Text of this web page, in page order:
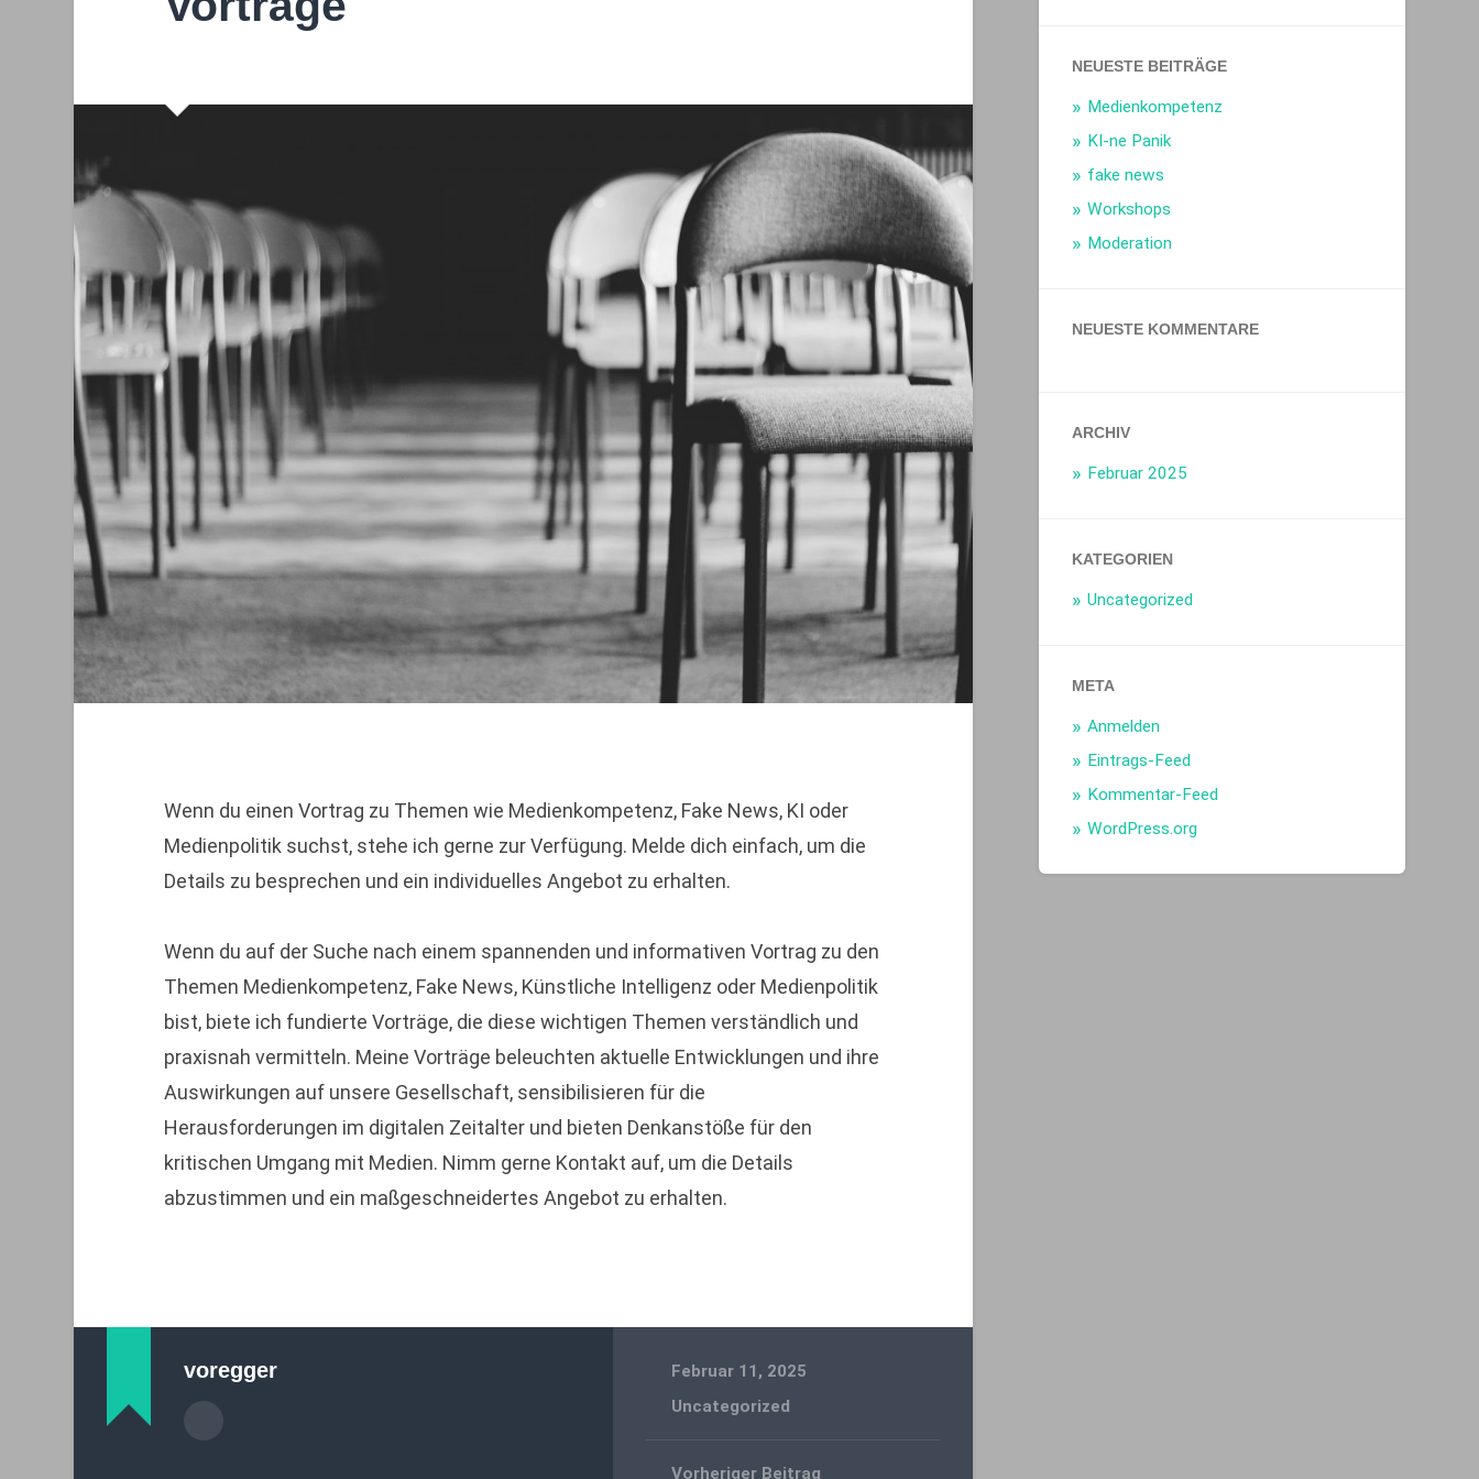
Wenn du einen Vortrag zu Themen wie Medienkompetenz, Fake News, KI oder
Medienpolitik suchst, stehe ich gerne zur Verfügung. Melde dich einfach, um die
Details zu besprechen und ein individuelles Angebot zu erhalten.
Wenn du auf der Suche nach einem spannenden und informativen Vortrag zu den
Themen Medienkompetenz, Fake News, Künstliche Intelligenz oder Medienpolitik
bist, biete ich fundierte Vorträge, die diese wichtigen Themen verständlich und
praxisnah vermitteln. Meine Vorträge beleuchten aktuelle Entwicklungen und ihre
Auswirkungen auf unsere Gesellschaft, sensibilisieren für die
Herausforderungen im digitalen Zeitalter und bieten Denkanstöße für den
kritischen Umgang mit Medien. Nimm gerne Kontakt auf, um die Details
abzustimmen und ein maßgeschneidertes Angebot zu erhalten.
voregger
Februar 11, 2025
Uncategorized
Vorheriger Beitrag
NEUESTE BEITRÄGE
Medienkompetenz
KI-ne Panik
fake news
Workshops
Moderation
NEUESTE KOMMENTARE
ARCHIV
Februar 2025
KATEGORIEN
Uncategorized
META
Anmelden
Eintrags-Feed
Kommentar-Feed
WordPress.org